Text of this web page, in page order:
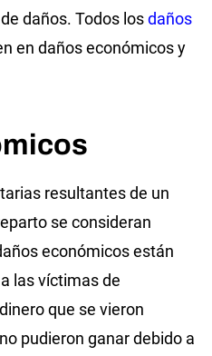
daños. Todos losdaños
en daños económicos y
resultantes de un
se consideran
económicos están
las víctimas de
que se vieron
pudieron ganar debido a